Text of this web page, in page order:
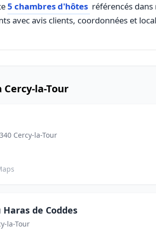
5 chambres d'hôtes référencés
avec avis clients, coordonnées et
la-Tour
Cercy-la-Tour
de Coddes
la-Tour